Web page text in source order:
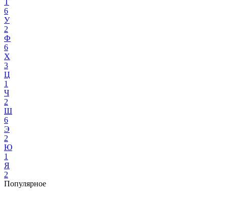
6
У
2
Ф
6
Х
3
Ц
1
Ч
2
Ш
6
Э
2
Ю
1
Я
2
Популярное